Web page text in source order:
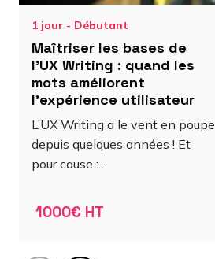
1 jour - Débutant
Maîtriser les bases de
l’UX Writing : quand les
mots améliorent
l’expérience utilisateur
L’UX Writing a le vent en poupe
depuis quelques années ! Et
pour cause :…
1000€ HT